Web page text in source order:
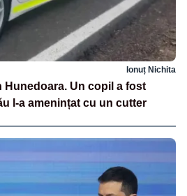
Ionuț Nichita
Hunedoara. Un copil a fost
l-a amenințat cu un cutter